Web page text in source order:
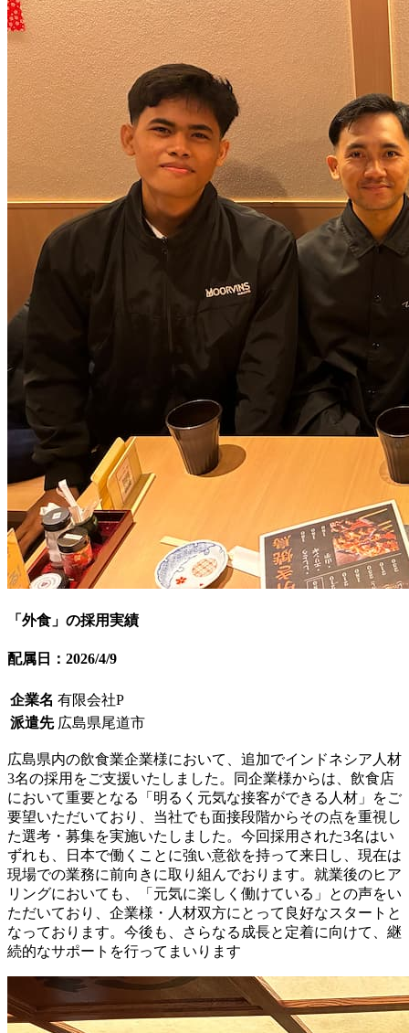
「外食」の採用実績
配属日：2026/4/9
企業名 有限会社P
派遣先 広島県尾道市
広島県内の飲食業企業様において、追加でインドネシア人材
3名の採用をご支援いたしました。同企業様からは、飲食店
において重要となる「明るく元気な接客ができる人材」をご
要望いただいており、当社でも面接段階からその点を重視し
た選考・募集を実施いたしました。今回採用された3名はい
ずれも、日本で働くことに強い意欲を持って来日し、現在は
現場での業務に前向きに取り組んでおります。就業後のヒア
リングにおいても、「元気に楽しく働けている」との声をい
ただいており、企業様・人材双方にとって良好なスタートと
なっております。今後も、さらなる成長と定着に向けて、継
続的なサポートを行ってまいります